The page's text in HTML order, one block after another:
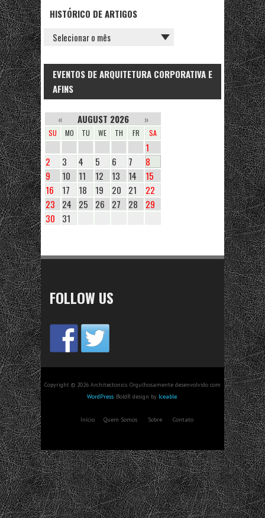
HISTÓRICO DE ARTIGOS
EVENTOS DE ARQUITETURA CORPORATIVA E
AFINS
« AUGUST 2026 »
SU MO TU WE TH FR SA
1
2
3 4 5 6 7
8
9
10 11 12 13 14
15
16
17 18 19 20 21
22
23
24 25 26 27 28
29
30
31
FOLLOW US
Copyright © 2026 Architectonics. Orgulhosamente desenvolvido com
WordPress. BoldR design by Iceable.
Início Quem Somos Sobre Contato